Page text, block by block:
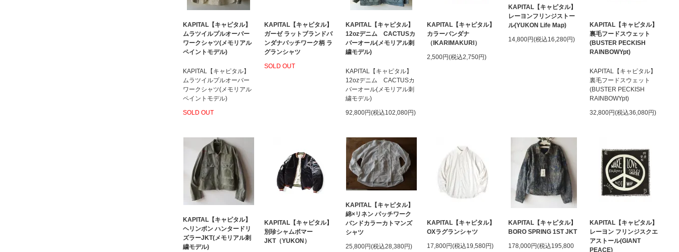
KAPITAL【キャピタル】
ムラツイルプルオーバー
ワークシャツ(メモリアル
ペイントモデル)
KAPITAL【キャピタル】
ムラツイルプルオーバー
ワークシャツ(メモリアル
ペイントモデル)
SOLD OUT
KAPITAL【キャピタル】
ガーゼ ラットブランドバ
ンダナパッチワーク柄 ラ
グランシャツ
SOLD OUT
KAPITAL【キャピタル】
12ozデニム CACTUSカ
バーオール(メモリアル刺
繍モデル)
KAPITAL【キャピタル】
12ozデニム CACTUSカ
バーオール(メモリアル刺
繍モデル)
92,800円(税込102,080円)
KAPITAL【キャピタル】
カラーバンダナ
（IKARIMAKURI）
2,500円(税込2,750円)
KAPITAL【キャピタル】
レーヨンフリンジストー
ル(YUKON Life Map)
14,800円(税込16,280円)
KAPITAL【キャピタル】
裏毛フードスウェット
(BUSTER PECKISH
RAINBOWYpt)
KAPITAL【キャピタル】
裏毛フードスウェット
(BUSTER PECKISH
RAINBOWYpt)
32,800円(税込36,080円)
KAPITAL【キャピタル】
ヘリンボン ハンタードリ
ズラーJKT(メモリアル刺
繍モデル)
KAPITAL【キャピタル】
別珍シャムボマー
JKT（YUKON）
KAPITAL【キャピタル】
綿×リネン パッチワーク
バンドカラーカトマンズ
シャツ
25,800円(税込28,380円)
KAPITAL【キャピタル】
OXラグランシャツ
17,800円(税込19,580円)
KAPITAL【キャピタル】
BORO SPRING 1ST JKT
178,000円(税込195,800
KAPITAL【キャピタル】
レーヨン フリンジスクエ
アストール(GIANT
PEACE)